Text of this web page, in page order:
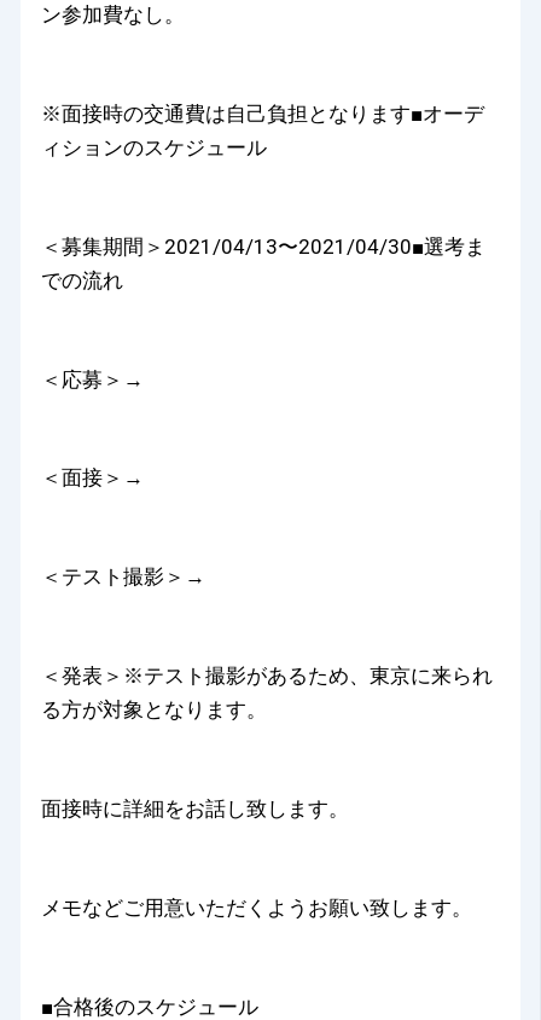
ン参加費なし。
※面接時の交通費は自己負担となります■オーデ
ィションのスケジュール
＜募集期間＞2021/04/13〜2021/04/30■選考ま
での流れ
＜応募＞→
＜面接＞→
＜テスト撮影＞→
＜発表＞※テスト撮影があるため、東京に来られ
る方が対象となります。
面接時に詳細をお話し致します。
メモなどご用意いただくようお願い致します。
■合格後のスケジュール